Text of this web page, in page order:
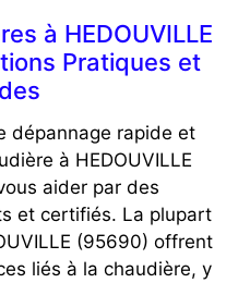
à HEDOUVILLE
Pratiques et
dépannage rapide et
à HEDOUVILLE
aider par des
et certifiés. La plupart
(95690) offrent
liés à la chaudière, y